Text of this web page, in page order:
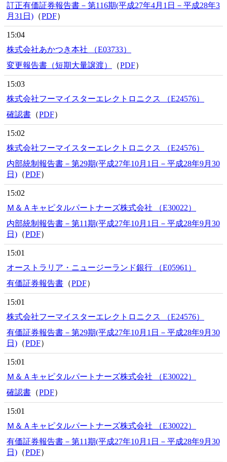
訂正有価証券報告書－第116期(平成27年4月1日－平成28年3
月31日) （PDF）
15:04
株式会社あかつき本社 （E03733）
変更報告書（短期大量譲渡）
（PDF）
15:03
株式会社フーマイスターエレクトロニクス （E24576）
確認書 （PDF）
15:02
株式会社フーマイスターエレクトロニクス （E24576）
内部統制報告書－第29期(平成27年10月1日－平成28年9月30
日) （PDF）
15:02
Ｍ＆Ａキャピタルパートナーズ株式会社 （E30022）
内部統制報告書－第11期(平成27年10月1日－平成28年9月30
日) （PDF）
15:01
オーストラリア・ニュージーランド銀行 （E05961）
有価証券報告書 （PDF）
15:01
株式会社フーマイスターエレクトロニクス （E24576）
有価証券報告書－第29期(平成27年10月1日－平成28年9月30
日) （PDF）
15:01
Ｍ＆Ａキャピタルパートナーズ株式会社 （E30022）
確認書 （PDF）
15:01
Ｍ＆Ａキャピタルパートナーズ株式会社 （E30022）
有価証券報告書－第11期(平成27年10月1日－平成28年9月30
日) （PDF）